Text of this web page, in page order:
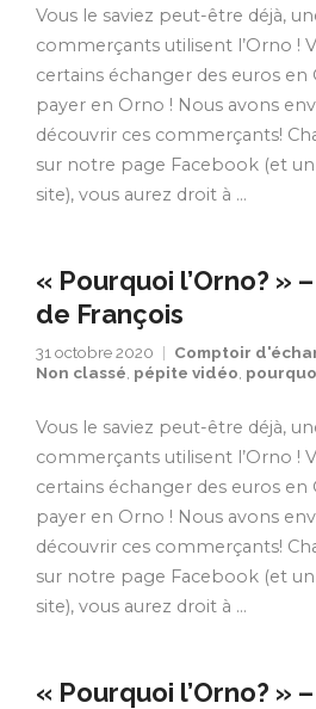
Vous le saviez peut-être déjà,
commerçants utilisent l’Orno !
certains échanger des euros en
payer en Orno ! Nous avons
découvrir ces commerçants!
sur notre page Facebook (et
site), vous aurez droit à …
« Pourquoi l’Orno? »
de François
31 octobre 2020 Comptoir
Non classé pépite vidéo
Vous le saviez peut-être déjà,
commerçants utilisent l’Orno !
certains échanger des euros en
payer en Orno ! Nous avons
découvrir ces commerçants!
sur notre page Facebook (et
site), vous aurez droit à …
« Pourquoi l’Orno? »